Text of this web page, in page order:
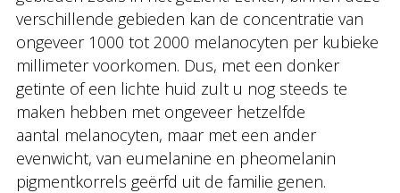
verschillende gebieden kan de concentratie van
ongeveer 1000 tot 2000 melanocyten per kubieke
millimeter voorkomen. Dus, met een donker
getinte of een lichte huid zult u nog steeds te
maken hebben met ongeveer hetzelfde
aantal melanocyten, maar met een ander
evenwicht, van eumelanine en pheomelanin
pigmentkorrels geërfd uit de familie genen.